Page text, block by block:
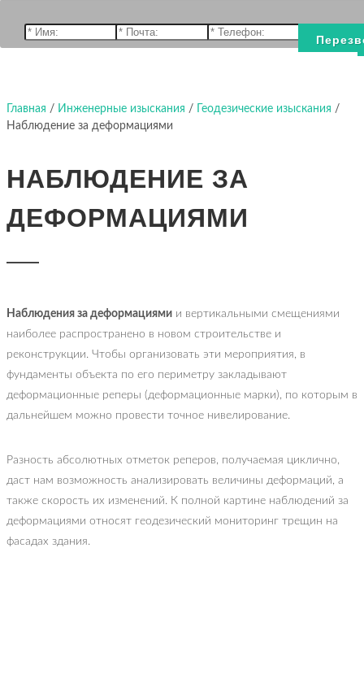
Главная / Инженерные изыскания / Геодезические изыскания /
Наблюдение за деформациями
НАБЛЮДЕНИЕ ЗА
ДЕФОРМАЦИЯМИ
Наблюдения за деформациями и вертикальными смещениями
наиболее распространено в новом строительстве и
реконструкции. Чтобы организовать эти мероприятия, в
фундаменты объекта по его периметру закладывают
деформационные реперы (деформационные марки), по которым в
дальнейшем можно провести точное нивелирование.
Разность абсолютных отметок реперов, получаемая циклично,
даст нам возможность анализировать величины деформаций, а
также скорость их изменений. К полной картине наблюдений за
деформациями относят геодезический мониторинг трещин на
фасадах здания.